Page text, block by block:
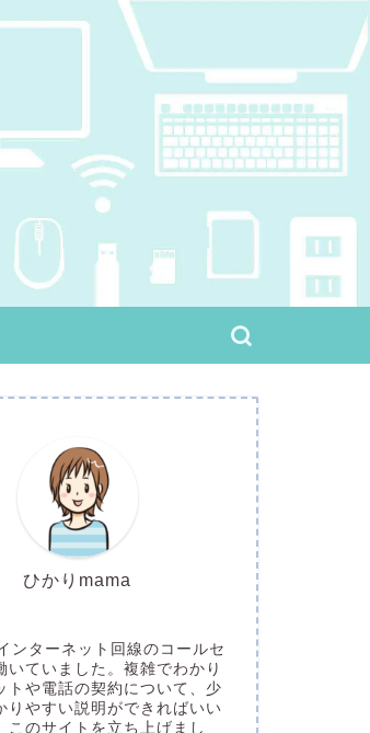
ひかりmama
ンターネット回線のコールセ
いていました。複雑でわかり
トや電話の契約について、少
りやすい説明ができればいい
このサイトを立ち上げまし